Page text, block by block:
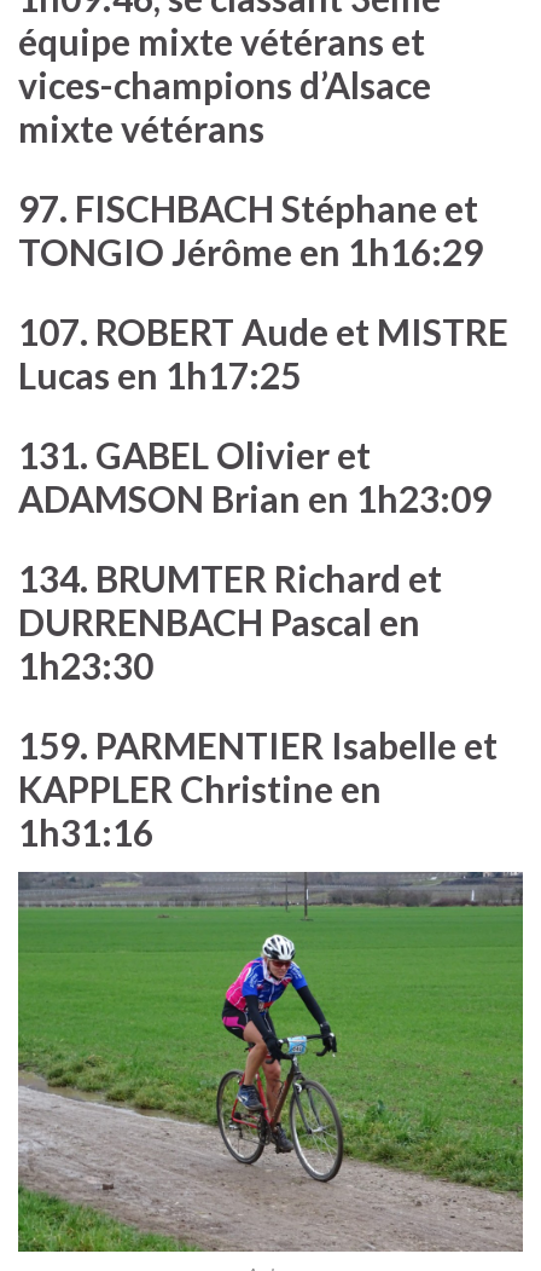
équipe mixte vétérans et
vices-champions d’Alsace
mixte vétérans
97. FISCHBACH Stéphane et
TONGIO Jérôme en 1h16:29
107. ROBERT Aude et MISTRE
Lucas en 1h17:25
131. GABEL Olivier et
ADAMSON Brian en 1h23:09
134. BRUMTER Richard et
DURRENBACH Pascal en
1h23:30
159. PARMENTIER Isabelle et
KAPPLER Christine en
1h31:16